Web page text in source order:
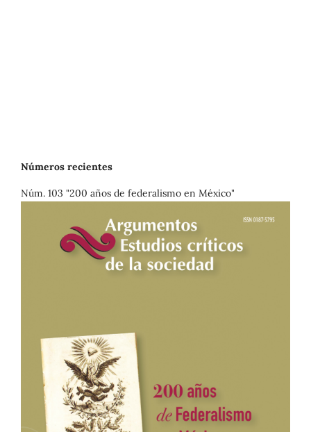
Números recientes
Núm. 103 "200 años de federalismo en México"